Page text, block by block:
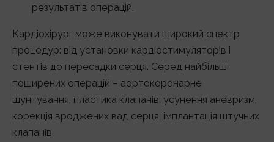
результатів операцій.
Кардіохірург може виконувати широкий спектр
процедур: від установки кардіостимуляторів і
стентів до пересадки серця. Серед найбільш
поширених операцій – аортокоронарне
шунтування, пластика клапанів, усунення аневризм,
корекція вроджених вад серця, імплантація штучних
клапанів.